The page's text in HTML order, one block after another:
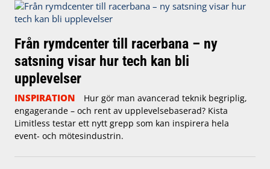
Från rymdcenter till racerbana – ny
satsning visar hur tech kan bli
upplevelser
INSPIRATION
Hur gör man avancerad teknik begriplig,
engagerande – och rent av upplevelsebaserad? Kista
Limitless testar ett nytt grepp som kan inspirera hela
event- och mötesindustrin.